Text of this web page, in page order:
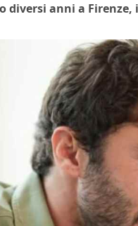
diversi anni a